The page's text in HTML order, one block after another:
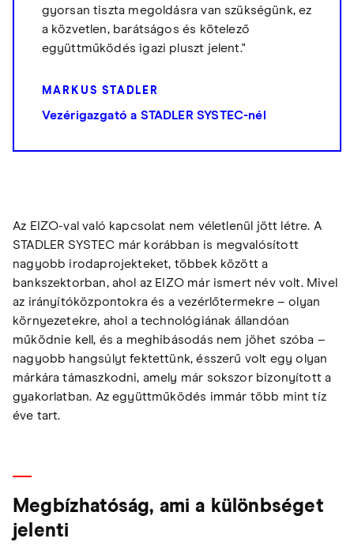
gyorsan tiszta megoldásra van szükségünk, ez
a közvetlen, barátságos és kötelező
együttműködés igazi pluszt jelent."
MARKUS STADLER
Vezérigazgató a STADLER SYSTEC-nél
Az EIZO-val való kapcsolat nem véletlenül jött létre. A
STADLER SYSTEC már korábban is megvalósított
nagyobb irodaprojekteket, többek között a
bankszektorban, ahol az EIZO már ismert név volt. Mivel
az irányítóközpontokra és a vezérlőtermekre – olyan
környezetekre, ahol a technológiának állandóan
működnie kell, és a meghibásodás nem jöhet szóba –
nagyobb hangsúlyt fektettünk, ésszerű volt egy olyan
márkára támaszkodni, amely már sokszor bizonyított a
gyakorlatban. Az együttműködés immár több mint tíz
éve tart.
Megbízhatóság, ami a különbséget
jelenti